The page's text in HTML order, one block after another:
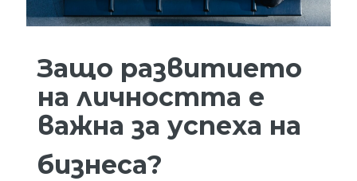
Защо развитието
на личността е
важна за успеха на
бизнеса?